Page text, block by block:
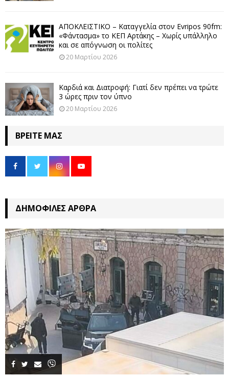
ΑΠΟΚΛΕΙΣΤΙΚΟ – Καταγγελία στον Evripos 90fm:
«Φάντασμα» το ΚΕΠ Αρτάκης – Χωρίς υπάλληλο
και σε απόγνωση οι πολίτες
20 Μαρτίου 2026
Καρδιά και Διατροφή: Γιατί δεν πρέπει να τρώτε
3 ώρες πριν τον ύπνο
20 Μαρτίου 2026
ΒΡΕΊΤΕ ΜΑΣ
ΔΗΜΟΦΙΛΈΣ ΆΡΘΡΑ